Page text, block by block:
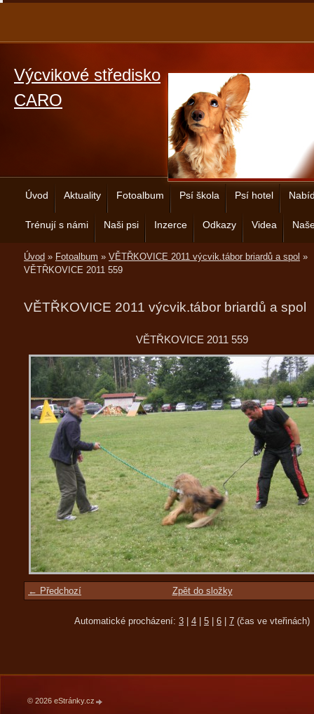
Výcvikové středisko
CARO
Úvod Aktuality Fotoalbum Psí škola Psí hotel
Trénují s námi Naši psi Inzerce Odkazy Videa
Úvod » Fotoalbum » VĚTŘKOVICE 2011 výcvik.tábor briardů a spol »
VĚTŘKOVICE 2011 559
VĚTŘKOVICE 2011 výcvik.tábor briardů a spol
VĚTŘKOVICE 2011 559
← Předchozí Zpět do složky
Automatické procházení: 3 4 5 6 7 (čas ve vteřinách)
© 2026 eStránky.cz